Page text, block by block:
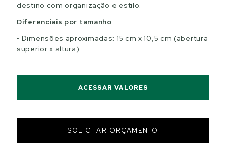
destino com organização e estilo.
Diferenciais por tamanho
Dimensões aproximadas: 15 cm x 10,5 cm (abertura
superior x altura)
ACESSAR VALORES
SOLICITAR ORÇAMENTO